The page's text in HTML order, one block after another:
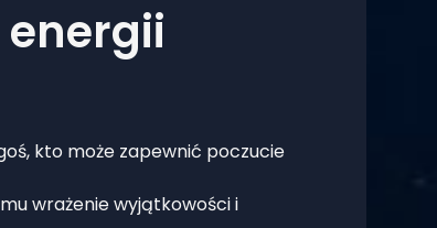
kto może zapewnić poczucie
wrażenie wyjątkowości i